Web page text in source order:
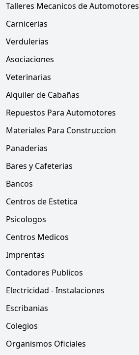
Talleres Mecanicos de Automotores
Carnicerias
Verdulerias
Asociaciones
Veterinarias
Alquiler de Cabañas
Repuestos Para Automotores
Materiales Para Construccion
Panaderias
Bares y Cafeterias
Bancos
Centros de Estetica
Psicologos
Centros Medicos
Imprentas
Contadores Publicos
Electricidad - Instalaciones
Escribanias
Colegios
Organismos Oficiales